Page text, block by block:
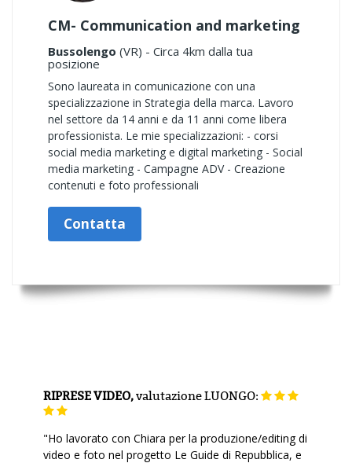
CM- Communication and marketing
Bussolengo (VR) - Circa 4km dalla tua
posizione
Sono laureata in comunicazione con una
specializzazione in Strategia della marca. Lavoro
nel settore da 14 anni e da 11 anni come libera
professionista. Le mie specializzazioni: - corsi
social media marketing e digital marketing - Social
media marketing - Campagne ADV - Creazione
contenuti e foto professionali
Contatta
RIPRESE VIDEO,valutazioneLUONGO:
"Ho lavorato con Chiara per la produzione/editing di
video e foto nel progetto Le Guide di Repubblica, e